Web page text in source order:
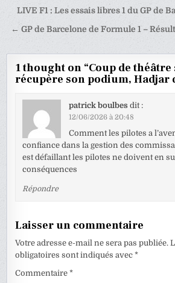
Navigation
de
LIVE F1 : Les essais libres 1 du GP de
← GP de Barcelone de Formule 1 –
1 thought on “Coup de théâtre
récupère son podium, Hadjar
patrick boulbes dit :
12/06/2026 à 20:48
Comment les pilotes a
confiance dans la gestion des
est défaillant les pilotes ne doivent en
conséquences
Répondre
Laisser un commentaire
Votre adresse e-mail ne sera pas publiée.
obligatoires sont indiqués avec*
Commentaire*